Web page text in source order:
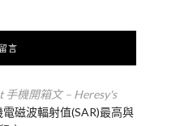
言
手機開箱文 – Heresy's
電磁波輻射值(SAR)最高與